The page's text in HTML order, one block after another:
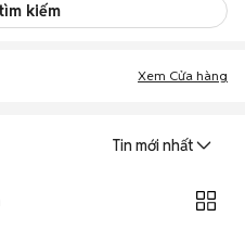
kiếm
Xem Cửa hàng
Tin mới nhất